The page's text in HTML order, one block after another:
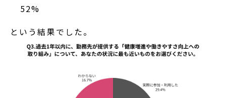
52%
という結果でした。